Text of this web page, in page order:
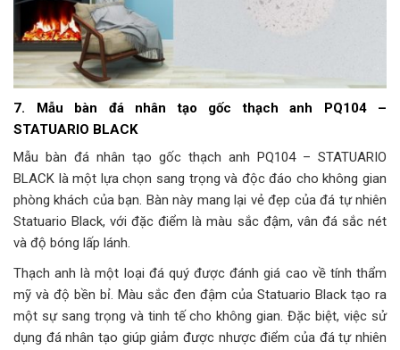
7. Mẫu bàn đá nhân tạo gốc thạch anh PQ104 –
STATUARIO BLACK
Mẫu bàn đá nhân tạo gốc thạch anh PQ104 – STATUARIO
BLACK là một lựa chọn sang trọng và độc đáo cho không gian
phòng khách của bạn. Bàn này mang lại vẻ đẹp của đá tự nhiên
Statuario Black, với đặc điểm là màu sắc đậm, vân đá sắc nét
và độ bóng lấp lánh.
Thạch anh là một loại đá quý được đánh giá cao về tính thẩm
mỹ và độ bền bỉ. Màu sắc đen đậm của Statuario Black tạo ra
một sự sang trọng và tinh tế cho không gian. Đặc biệt, việc sử
dụng đá nhân tạo giúp giảm được nhược điểm của đá tự nhiên